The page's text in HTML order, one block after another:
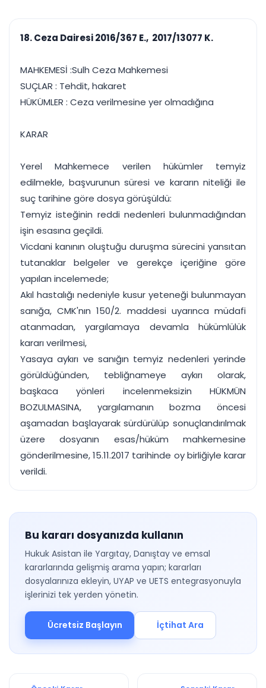
Duruşma ve görev
takvimi
Bildirim
takibi
Tek panelde uçtan uca yönetim
Tüm özellikleri inceleyin
18. Ceza Dairesi 2016/367 E., 2017/13077 K.
MAHKEMESİ :Sulh Ceza Mahkemesi
SUÇLAR : Tehdit, hakaret
HÜKÜMLER : Ceza verilmesine yer olmadığına
KARAR
Yerel Mahkemece verilen hükümler temyiz
edilmekle, başvurunun süresi ve kararın niteliği ile
suç tarihine göre dosya görüşüldü:
Temyiz isteğinin reddi nedenleri bulunmadığından
işin esasına geçildi.
Vicdani kanının oluştuğu duruşma sürecini yansıtan
tutanaklar belgeler ve gerekçe içeriğine göre
yapılan incelemede;
Akıl hastalığı nedeniyle kusur yeteneği bulunmayan
sanığa, CMK'nın 150/2. maddesi uyarınca müdafi
atanmadan, yargılamaya devamla hükümlülük
kararı verilmesi,
Yasaya aykırı ve sanığın temyiz nedenleri yerinde
görüldüğünden, tebliğnameye aykırı olarak,
başkaca yönleri incelenmeksizin HÜKMÜN
BOZULMASINA, yargılamanın bozma öncesi
aşamadan başlayarak sürdürülüp sonuçlandırılmak
üzere dosyanın esas/hüküm mahkemesine
gönderilmesine, 15.11.2017 tarihinde oy birliğiyle karar
verildi.
Bu kararı dosyanızda kullanın
Hukuk Asistan ile Yargıtay, Danıştay ve emsal
kararlarında gelişmiş arama yapın; kararları
dosyalarınıza ekleyin, UYAP ve UETS entegrasyonuyla
işlerinizi tek yerden yönetin.
Ücretsiz Başlayın İçtihat Ara